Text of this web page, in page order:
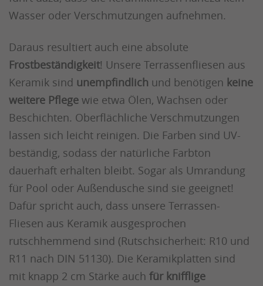
Wasser oder Verschmutzungen aufnehmen.
Daraus resultiert auch eine absolute
Frostbeständigkeit! Unsere Terrassenfliesen aus
Keramik sind unempfindlich und benötigen keine
weitere Pflege wie etwa Ölen, Wachsen oder
Beschichten. Oberflächliche Verschmutzungen
lassen sich leicht reinigen. Die Farben sind UV-
beständig, sodass der natürliche Farbton
dauerhaft erhalten bleibt. Sogar als Umrandung
für Pool oder Außendusche sind sie geeignet!
Dafür spricht auch, dass unsere Terrassen-
Fliesen aus Keramik ausgesprochen
rutschhemmend sind (Rutschsicherheit: R10 und
R11 nach DIN 51130). Die Keramikplatten sind
mit knapp 2 cm Stärke auch für knifflige